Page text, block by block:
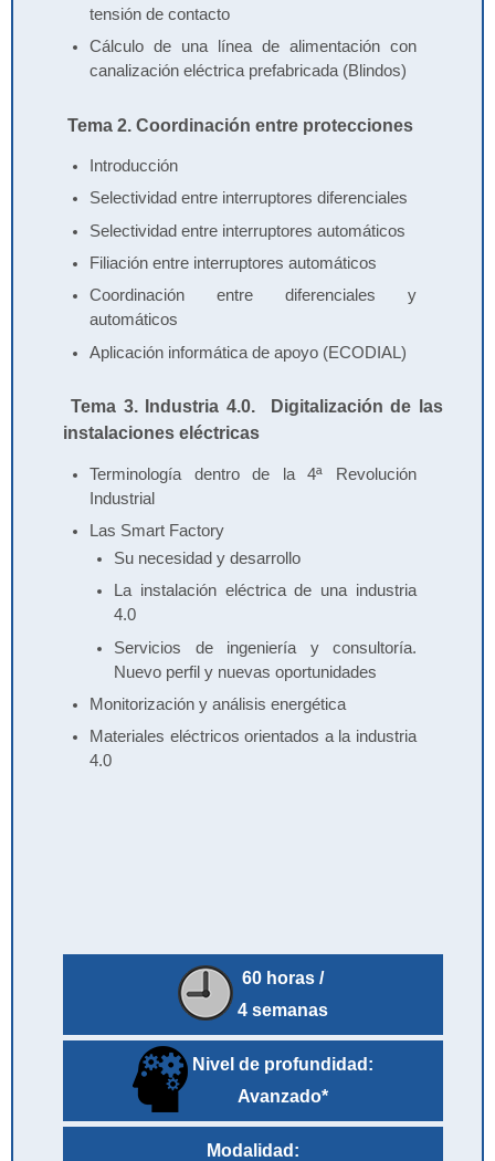
tensión de contacto
Cálculo de una línea de alimentación con
canalización eléctrica prefabricada (Blindos)
Tema 2. Coordinación entre protecciones
Introducción
Selectividad entre interruptores diferenciales
Selectividad entre interruptores automáticos
Filiación entre interruptores automáticos
Coordinación entre diferenciales y
automáticos
Aplicación informática de apoyo (ECODIAL)
Tema 3. Industria 4.0. Digitalización de las
instalaciones eléctricas
Terminología dentro de la 4ª Revolución
Industrial
Las Smart Factory
Su necesidad y desarrollo
La instalación eléctrica de una industria
4.0
Servicios de ingeniería y consultoría.
Nuevo perfil y nuevas oportunidades
Monitorización y análisis energética
Materiales eléctricos orientados a la industria
4.0
60 horas /
4 semanas
Nivel de profundidad:
Avanzado*
Modalidad: